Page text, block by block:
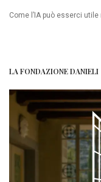
Come l’IA può esserci
LA FONDAZIONE DANIELI